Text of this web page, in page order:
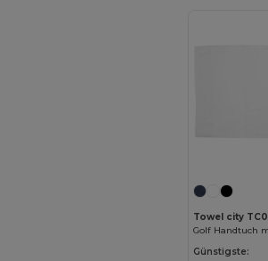
Towel city
Golf Handtuch
Günstigste: